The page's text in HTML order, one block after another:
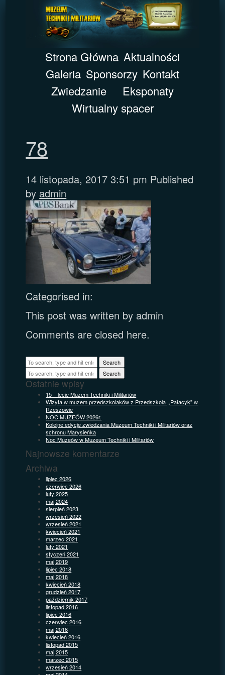
Strona Główna Aktualności
Galeria Sponsorzy Kontakt
Zwiedzanie
Eksponaty
Wirtualny spacer
78
14 listopada, 2017 3:51 pm Published
by admin
Categorised in:
This post was written by admin
Comments are closed here.
Search
Search
Ostatnie wpisy
15 – lecie Muzem Techniki i Militariów
Wizyta w muzem przedszkolaków z Przedszkola ,,Pałacyk” w
Rzeszowie
NOC MUZEÓW 2026r.
Kolejne edycje zwiedzania Muzeum Techniki i Militariów oraz
schronu Marysieńka
Noc Muzeów w Muzeum Techniki i Militariów
Najnowsze komentarze
Archiwa
lipiec 2026
czerwiec 2026
luty 2025
maj 2024
sierpień 2023
wrzesień 2022
wrzesień 2021
kwiecień 2021
marzec 2021
luty 2021
styczeń 2021
maj 2019
lipiec 2018
maj 2018
kwiecień 2018
grudzień 2017
październik 2017
listopad 2016
lipiec 2016
czerwiec 2016
maj 2016
kwiecień 2016
listopad 2015
maj 2015
marzec 2015
wrzesień 2014